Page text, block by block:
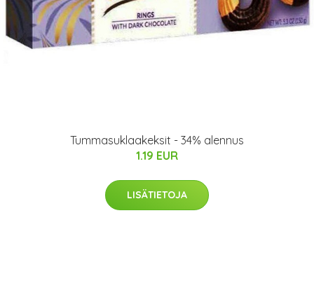
Tummasuklaakeksit - 34% alennus
1.19 EUR
LISÄTIETOJA